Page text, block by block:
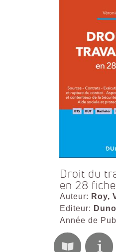
Droit du
en 28
Auteur: Roy,
Editeur:
Année de